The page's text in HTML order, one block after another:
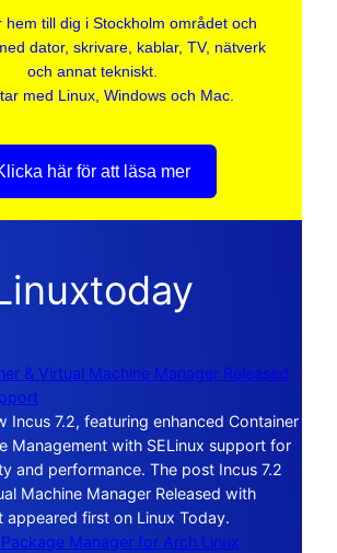
hem till dig i Stockholm området och
dator, skrivare, kablar, TV, nätverk
och annat tekniskt.
med Linux, Windows och Mac.
här för att läsa mer
& Virtual Machine Manager Released
Incus 7.2, featuring enhanced Container
Management with SELinux support for
and performance. The post Incus 7.2
Machine Manager Released with
appeared first on Linux Today.
Manager for Arch Linux